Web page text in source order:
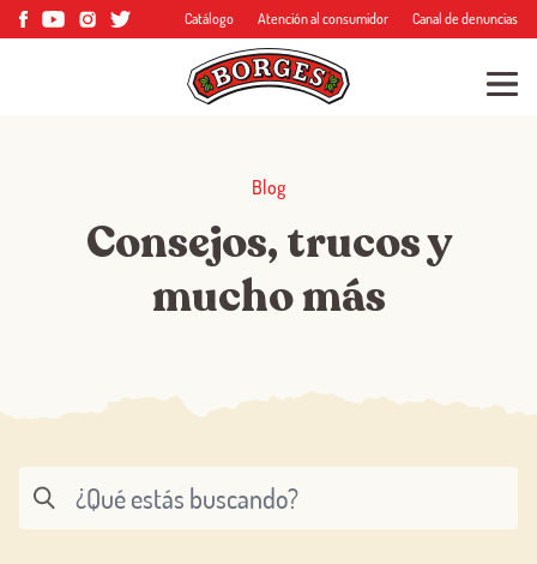
Catálogo Atención al consumidor Canal de denuncias
Blog
Consejos, trucos y
mucho más